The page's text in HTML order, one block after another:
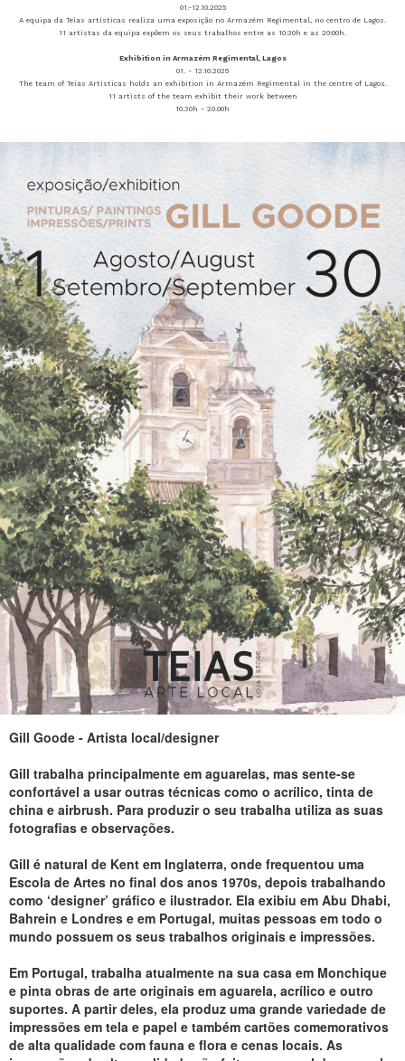
01.-12.10.2025
A equipa da Teias artísticas realiza uma exposição no Armazém Regimental, no centro de Lagos.
11 artistas da equipa expõem os seus trabalhos entre as 10:30h e as 20:00h.
Exhibition in Armazém Regimental, Lagos
01. - 12.10.2025
The team of Teias Artísticas holds an exhibition in Armazém Regimental in the centre of Lagos.
11 artists of the team exhibit their work between
10.30h - 20.00h
Gill Goode - Artista local/designer
Gill trabalha principalmente em aguarelas, mas sente-se
confortável a usar outras técnicas como o acrílico, tinta de
china e airbrush. Para produzir o seu trabalha utiliza as suas
fotografias e observações.
Gill é natural de Kent em Inglaterra, onde frequentou uma
Escola de Artes no final dos anos 1970s, depois trabalhando
como ‘designer’ gráfico e ilustrador. Ela exibiu em Abu Dhabi,
Bahrein e Londres e em Portugal, muitas pessoas em todo o
mundo possuem os seus trabalhos originais e impressões.
Em Portugal, trabalha atualmente na sua casa em Monchique
e pinta obras de arte originais em aguarela, acrílico e outro
suportes. A partir deles, ela produz uma grande variedade de
impressões em tela e papel e também cartões comemorativos
de alta qualidade com fauna e flora e cenas locais. As